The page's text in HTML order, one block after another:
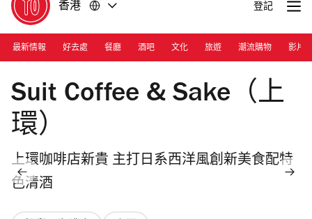
香港 登記
最新情報 好去處 餐廳 酒吧 文化 旅遊 潮流購物 影片
Photograph: Joshua Lin
Suit Coffee & Sake（上
環）
上環咖啡店新貴 主打日系西洋風創新美食配特
色清酒